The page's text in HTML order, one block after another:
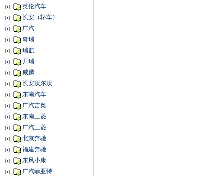
英伦汽车
长安（轿车）
广汽
奇瑞
瑞麒
开瑞
威麟
长安沃尔沃
东南汽车
广汽吉奥
东南三菱
广汽三菱
北京奔驰
福建奔驰
东风小康
广汽菲亚特